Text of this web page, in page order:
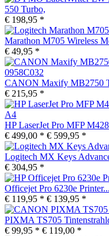
550 Turbo,
€ 198,95 *
Marathon M705 Wireless
€ 49,95 *
CANON Maxify MB2750
€ 215,95 *
HP LaserJet Pro MFP
€ 499,00 * € 599,95 *
Logitech MX Keys
€ 304,95 *
Officejet Pro 6230e Printer...
€ 119,95 * € 139,95 *
PIXMA TS705
€ 99,95 * € 119,00 *